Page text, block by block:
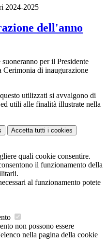
dell'anno
per il Presidente
Cerimonia di inaugurazione
utilizzati si avvalgono di
utili alle finalità illustrate nella
Accetta tutti i cookies
quali cookie consentire.
il funzionamento della
al funzionamento potete
non possono essere
nella pagina della cookie